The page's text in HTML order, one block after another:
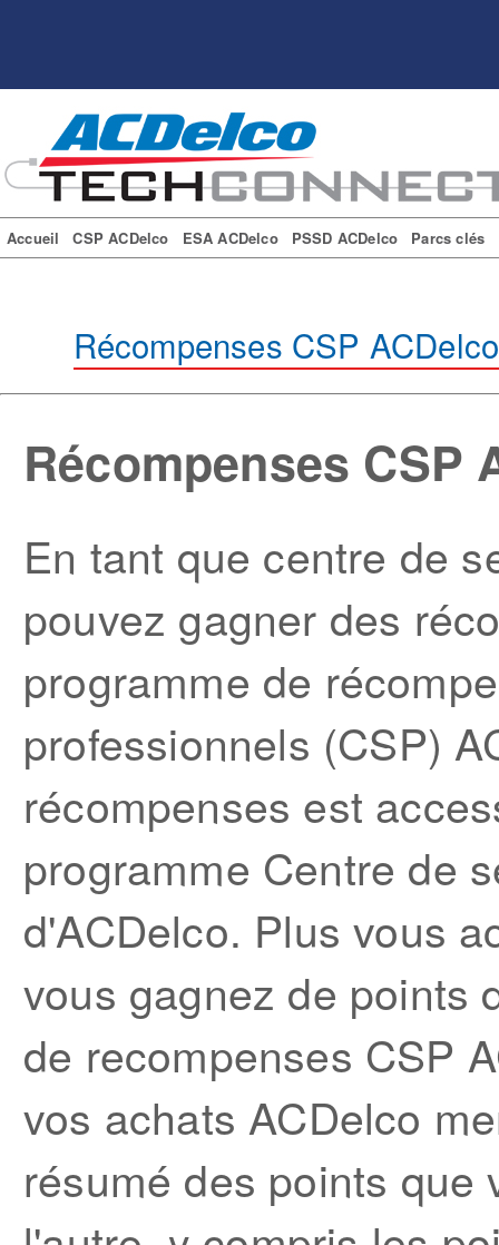
Accueil CSP ACDelco ESA ACDelco PSSD ACDelco Parcs clés
Récompenses CSP ACDelco
Récompenses CSP
En tant que centre de
pouvez gagner des
programme de
professionnels (CSP)
récompenses est
programme Centre de
d'ACDelco. Plus vous
vous gagnez de points
de recompenses CSP
vos achats ACDelco
résumé des points que